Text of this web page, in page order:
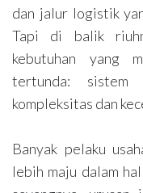
dan jalur logistik
Tapi di balik
kebutuhan yang
tertunda:
kompleksitas dan
Banyak pelaku
lebih maju dalam